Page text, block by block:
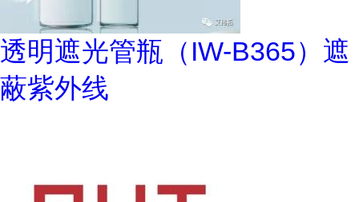
透明遮光管瓶（IW-B365）遮
蔽紫外线